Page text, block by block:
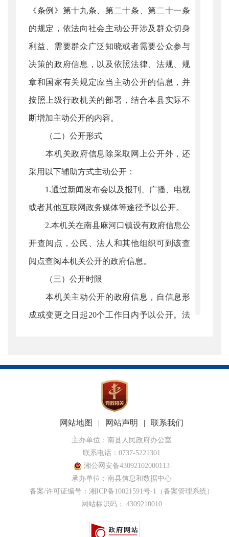
《条例》第十九条、第二十条、第二十一条
的规定，依法向社会主动公开涉及群众切身
利益、需要群众广泛知晓或者需要公众参与
决策的政府信息，以及依照法律、法规、规
章和国家有关规定应当主动公开的信息，并
按照上级行政机关的部署，结合本县实际不
断增加主动公开的内容。
（二）公开形式
本机关政府信息除采取网上公开外，还
采用以下辅助方式主动公开：
1.通过新闻发布会以及报刊、广播、电视
或者其他互联网政务媒体等途径予以公开。
2.本机关在南县麻河口镇设有政府信息公
开查阅点，公民、法人和其他组织可到该查
阅点查阅本机关公开的政府信息。
（三）公开时限
本机关主动公开的政府信息，自信息形
成或变更之日起20个工作日内予以公开。法
二、依申请公开
公民、法人或者其他组织可以向本机关
申请获取主动公开以外的政府信息，本机关
自收到申请之日起20个工作日内予以答复(需
要延期答复的将及时告知申请人，且延期的
时间不超过20个工作日)。
（一）受理机构
南县麻河口镇
向本机关申请获取政府信息的，应当填
网站地图 | 网站声明 | 联系我们
主办单位：南县人民政府办公室
联系电话：0737-5221301
湘公网安备43092102000113
承办单位：南县信息和数据中心
备案/许可证编号： 湘ICP备10021591号-1 （备案管理系统）
网站标识码： 4309210010